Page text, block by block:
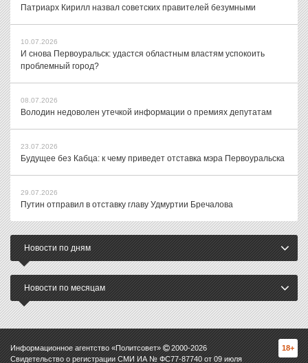
Патриарх Кирилл назвал советских правителей безумными
10.07.2026
И снова Первоуральск: удастся областным властям успокоить
проблемный город?
08.07.2026
Володин недоволен утечкой информации о премиях депутатам
23.07.2026
Будущее без Кабца: к чему приведет отставка мэра Первоуральска
29.07.2026
Путин отправил в отставку главу Удмуртии Бречалова
Новости по дням
Новости по месяцам
Информационное агентство «Политсовет» 2000-2026
Свидетельство о регистрации СМИ ИА № ФС77-87740 от 09 июля
18+